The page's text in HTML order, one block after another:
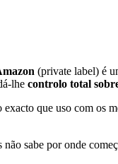
(private label) é
lhe controlo total
que uso com os
não sabe por onde